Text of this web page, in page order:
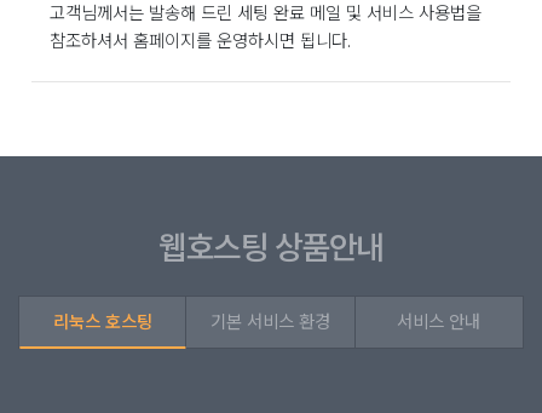
고객님께서는 발송해 드린 세팅 완료 메일 및 서비스 사용법을
참조하셔서 홈페이지를 운영하시면 됩니다.
웹호스팅 상품안내
리눅스 호스팅 기본 서비스 환경 서비스 안내